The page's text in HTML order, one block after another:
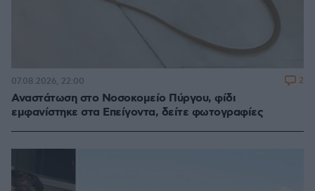
Αναστάτωση στο Νοσοκομείο Πύργου, φίδι
εμφανίστηκε στα Επείγοντα, δείτε φωτογραφίες
07.08.2026, 22:00 2